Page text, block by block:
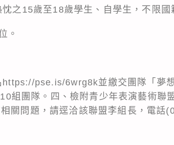
之15歲至18歲學生、自學生，不限國
。
https://pse.is/6wrg8k並繳交團隊「夢
組團隊。四、檢附青少年表演藝術聯
關問題，請逕洽該聯盟李組長，電話